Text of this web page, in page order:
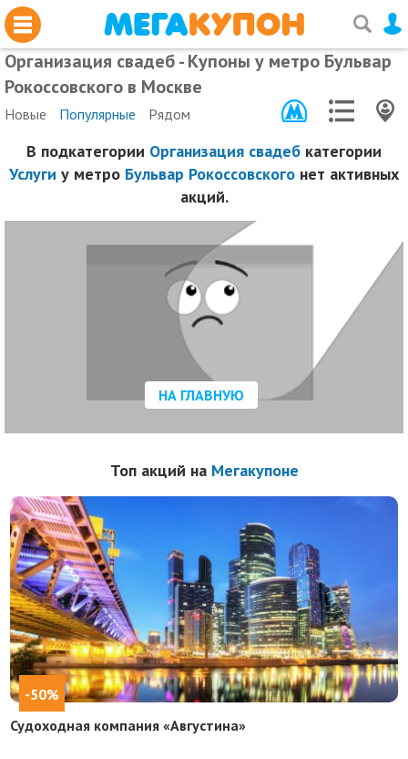
Организация свадеб - Купоны у метро Бульвар
Рокоссовского в Москве
Новые Популярные Рядом
В подкатегории Организация свадеб категории
Услуги у метро Бульвар Рокоссовского нет активных
акций.
НА ГЛАВНУЮ
Топ акций на Мегакупоне
-50%
Судоходная компания «Августина»